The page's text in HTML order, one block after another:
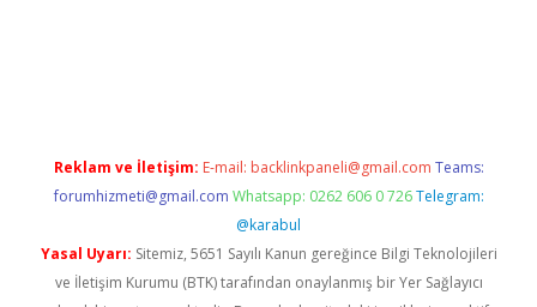
Reklam ve İletişim: E-mail: backlinkpaneli@gmail.com Teams:
forumhizmeti@gmail.com Whatsapp: 0262 606 0 726 Telegram:
@karabul
Yasal Uyarı: Sitemiz, 5651 Sayılı Kanun gereğince Bilgi Teknolojileri
ve İletişim Kurumu (BTK) tarafından onaylanmış bir Yer Sağlayıcı